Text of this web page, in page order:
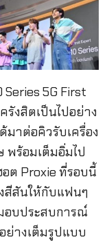
5G First
รังสิตเป็นไปอย่าง
าต่อคิวรับเครื่อง
ร้อมเต็มอิ่มไป
ต Proxie ที่รอบนี้
สีสันให้กับแฟนๆ
อบประสบการณ์
อย่างเต็มรูปแบบ